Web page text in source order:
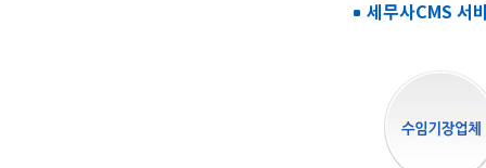
세무사CMS 서